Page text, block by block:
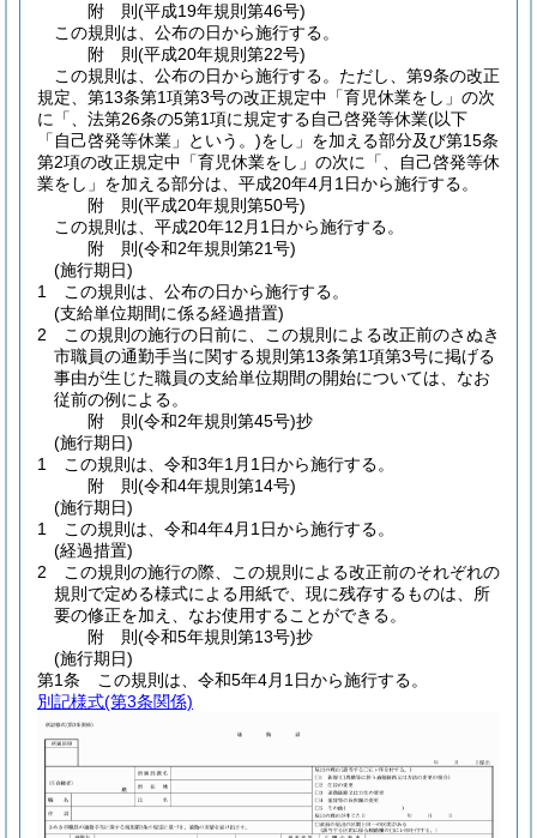
附 則(平成19年規則第46号)
この規則は、公布の日から施行する。
附 則(平成20年規則第22号)
この規則は、公布の日から施行する。 ただし、第9条の改正
規定、第13条第1項第3号の改正規定中「育児休業をし」の次
に「、法第26条の5第1項に規定する自己啓発等休業(以下
「自己啓発等休業」という。)をし」を加える部分及び第15条
第2項の改正規定中「育児休業をし」の次に「、自己啓発等休
業をし」を加える部分は、平成20年4月1日から施行する。
附 則(平成20年規則第50号)
この規則は、平成20年12月1日から施行する。
附 則(令和2年規則第21号)
(施行期日)
1
この規則は、公布の日から施行する。
(支給単位期間に係る経過措置)
2
この規則の施行の日前に、この規則による改正前のさぬき
市職員の通勤手当に関する規則第13条第1項第3号に掲げる
事由が生じた職員の支給単位期間の開始については、なお
従前の例による。
附 則(令和2年規則第45号)抄
(施行期日)
1
この規則は、令和3年1月1日から施行する。
附 則(令和4年規則第14号)
(施行期日)
1
この規則は、令和4年4月1日から施行する。
(経過措置)
2
この規則の施行の際、この規則による改正前のそれぞれの
規則で定める様式による用紙で、現に残存するものは、所
要の修正を加え、なお使用することができる。
附 則(令和5年規則第13号)抄
(施行期日)
第1条
この規則は、令和5年4月1日から施行する。
別記様式(第3条関係)